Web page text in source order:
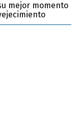
mejor momento